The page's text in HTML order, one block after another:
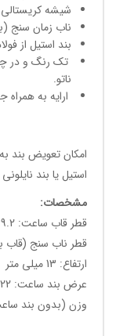
شیشه کریستالی
ناب زمان سنج
بند استیل از
تک رنگ و در
ناتو.
ارایه به
امکان تعویض بند
استیل یا بند
مشخصات:
قطر قاب ساعت: 49.2 میلی متر
قطر ناب سنج (قاب بزل): 43
ارتفاع: 13 میلی متر
عرض بند ساعت: 22 میلی متر
وزن (بدون بند ساعت):